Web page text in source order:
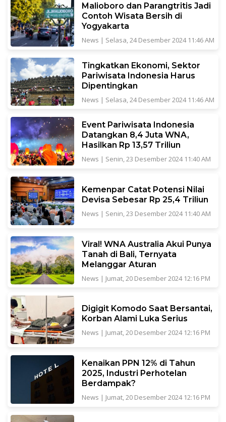
Malioboro dan Parangtritis Jadi
Contoh Wisata Bersih di
Yogyakarta
News | Selasa, 24 Desember 2024 11:46 AM
Tingkatkan Ekonomi, Sektor
Pariwisata Indonesia Harus
Dipentingkan
News | Selasa, 24 Desember 2024 11:46 AM
Event Pariwisata Indonesia
Datangkan 8,4 Juta WNA,
Hasilkan Rp 13,57 Triliun
News | Senin, 23 Desember 2024 11:40 AM
Kemenpar Catat Potensi Nilai
Devisa Sebesar Rp 25,4 Triliun
News | Senin, 23 Desember 2024 11:40 AM
Viral! WNA Australia Akui Punya
Tanah di Bali, Ternyata
Melanggar Aturan
News | Jumat, 20 Desember 2024 12:16 PM
Digigit Komodo Saat Bersantai,
Korban Alami Luka Serius
News | Jumat, 20 Desember 2024 12:16 PM
Kenaikan PPN 12% di Tahun
2025, Industri Perhotelan
Berdampak?
News | Jumat, 20 Desember 2024 12:16 PM